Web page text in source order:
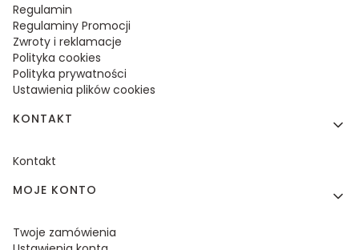
Regulamin
Regulaminy Promocji
Zwroty i reklamacje
Polityka cookies
Polityka prywatności
Ustawienia plików cookies
KONTAKT
Kontakt
MOJE KONTO
Twoje zamówienia